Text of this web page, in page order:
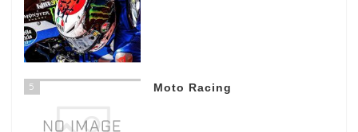
5 Moto Racing